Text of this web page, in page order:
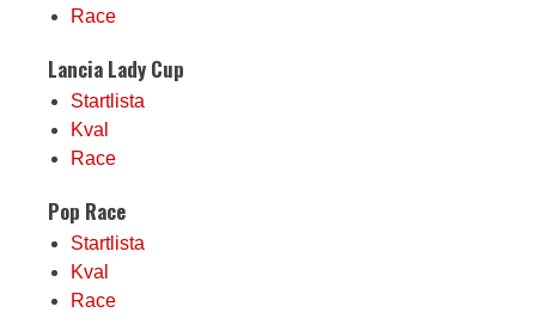
Race
Lancia Lady Cup
Startlista
Kval
Race
Pop Race
Startlista
Kval
Race